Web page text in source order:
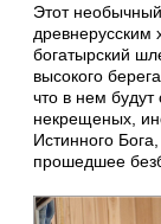
Этот
богатырский
высокого
что в нем
некрещеных,
Истинного
прошедшее